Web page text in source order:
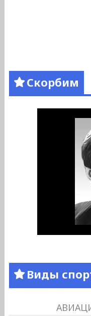
Скорбим
Виды